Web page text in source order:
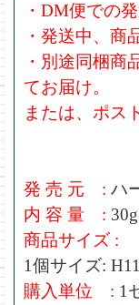
・DM便での
・発送中、商
・別途同梱商
てお届け。
または、ポス
発 売 元 : ハ
内 容 量 : 30g
商品サイズ :
1個サイズ:
購入単位 : 1